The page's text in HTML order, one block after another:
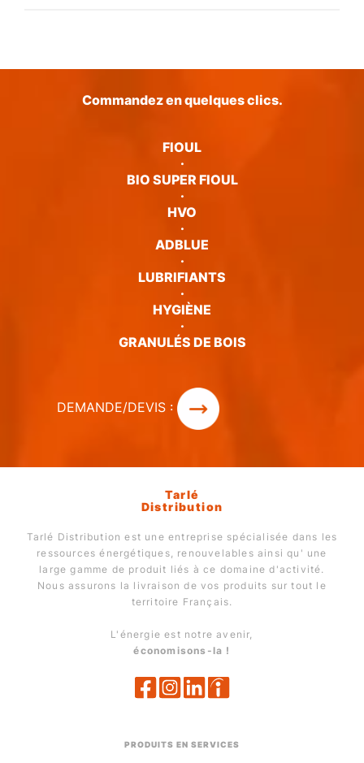
Commandez en quelques clics.
FIOUL
·
BIO SUPER FIOUL
·
HVO
·
ADBLUE
·
LUBRIFIANTS
·
HYGIÈNE
·
GRANULÉS DE BOIS
DEMANDE/DEVIS :
Tarlé
Distribution
Tarlé Distribution est une entreprise spécialisée dans les
ressources énergétiques, renouvelables ainsi qu' une
large gamme de produit liés à ce domaine d'activité.
Nous assurons la livraison de vos produits sur tout le
territoire Français.
L'énergie est notre avenir,
économisons-la !
PRODUITS EN SERVICES